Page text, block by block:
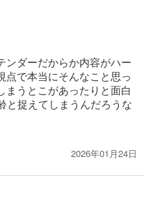
ンダーだからか内容がハー
点で本当にそんなこと思っ
まうとこがあったりと面白
と捉えてしまうんだろうな
2026年01月24日